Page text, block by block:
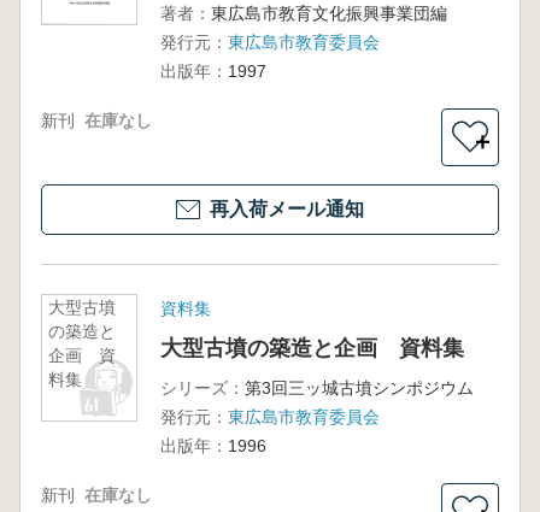
著者： 東広島市教育文化振興事業団編
発行元： 東広島市教育委員会
出版年： 1997
新刊 在庫なし
＋
再入荷メール通知
大型古墳
の築造と
企画 資
料集
資料集
大型古墳の築造と企画 資料集
シリーズ： 第3回三ッ城古墳シンポジウム
発行元： 東広島市教育委員会
出版年： 1996
新刊 在庫なし